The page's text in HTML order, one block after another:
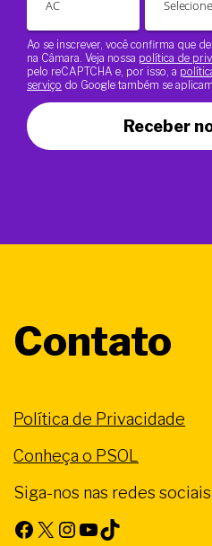
Ao se inscrever, você confirma que
na Câmara. Veja nossa política de
pelo reCAPTCHA e, por isso, a
serviço do Google também se aplicam.
Receber
Contato
Política de Privacidade
Conheça o PSOL
Siga-nos nas redes
Facebook X Instagram Youtube TikTok